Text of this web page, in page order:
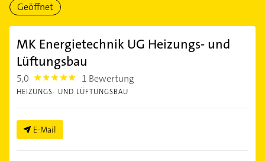
Geöffnet
MK Energietechnik UG Heizungs- und
Lüftungsbau
5,0 5.0 1 Bewertung
HEIZUNGS- UND LÜFTUNGSBAU
E-Mail